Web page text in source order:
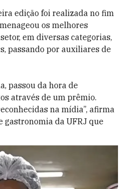
edição foi realizada no fim
os melhores
em diversas categorias,
passando por auxiliares de
passou da hora de
através de um prêmio.
na mídia”, afirma
gastronomia da UFRJ que